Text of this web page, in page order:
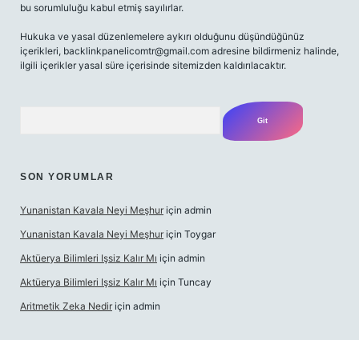
bu sorumluluğu kabul etmiş sayılırlar.
Hukuka ve yasal düzenlemelere aykırı olduğunu düşündüğünüz
içerikleri, backlinkpanelicomtr@gmail.com adresine bildirmeniz halinde,
ilgili içerikler yasal süre içerisinde sitemizden kaldırılacaktır.
SON YORUMLAR
Yunanistan Kavala Neyi Meşhur için admin
Yunanistan Kavala Neyi Meşhur için Toygar
Aktüerya Bilimleri Işsiz Kalır Mı için admin
Aktüerya Bilimleri Işsiz Kalır Mı için Tuncay
Aritmetik Zeka Nedir için admin